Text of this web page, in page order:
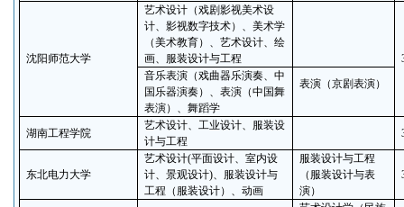
沈阳师范大学
艺术设计（戏剧影视美术设
计、影视数字技术）、美术学
（美术教育）、艺术设计、绘
画、服装设计与工程
音乐表演（戏曲器乐演奏、中
国乐器演奏）、表演（中国舞
表演）、舞蹈学
表演（京剧表演）
湖南工程学院
艺术设计、工业设计、服装设
计与工程
东北电力大学
艺术设计(平面设计、室内设
计、景观设计)、服装设计与
工程（服装设计）、动画
服装设计与工程
（服装设计与表
演）